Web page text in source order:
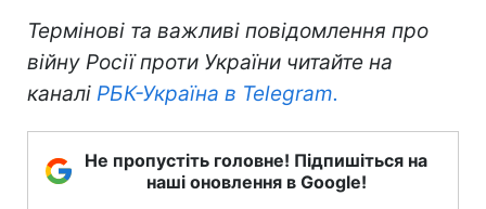
Термінові та важливі повідомлення про
війну Росії проти України читайте на
каналі РБК-Україна в Telegram.
Не пропустіть головне! Підпишіться на
наші оновлення в Google!